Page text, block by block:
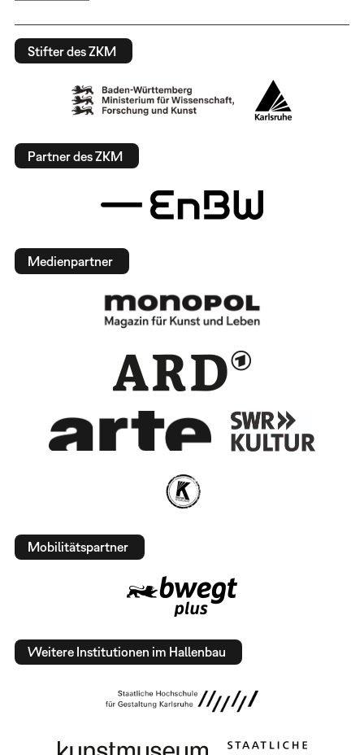
Stifter des ZKM
Partner des ZKM
Medienpartner
Mobilitätspartner
Weitere Institutionen im Hallenbau